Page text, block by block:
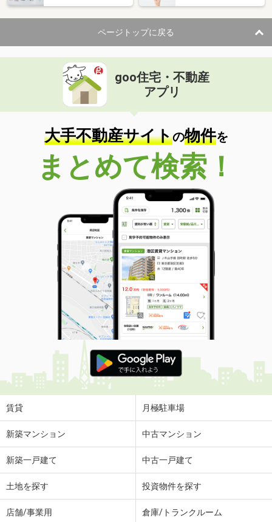
ページトップに戻る
goo住宅・不動産
アプリ
大手不動産サイトの物件を
まとめて検索！
賃貸 月極駐車場
新築マンション 中古マンション
新築一戸建て 中古一戸建て
土地を探す 投資物件を探す
店舗/事業用 倉庫/トランクルーム